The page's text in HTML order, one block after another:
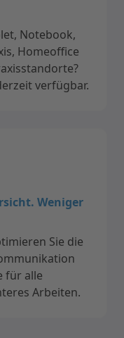
Notebook,
Homeoffice
verfügbar.
Weniger
Sie die
für alle
Arbeiten.